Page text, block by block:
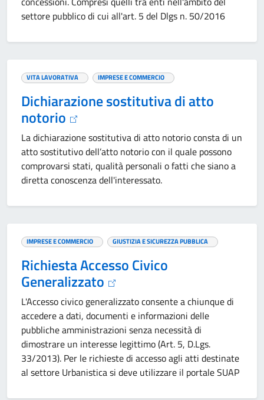
settore pubblico di cui all'art. 5 del Dlgs n. 50/2016
VITA LAVORATIVA IMPRESE E COMMERCIO
Dichiarazione sostitutiva di atto
notorio
La dichiarazione sostitutiva di atto notorio consta di un
atto sostitutivo dell’atto notorio con il quale possono
comprovarsi stati, qualità personali o fatti che siano a
diretta conoscenza dell'interessato.
IMPRESE E COMMERCIO GIUSTIZIA E SICUREZZA PUBBLICA
Richiesta Accesso Civico
Generalizzato
L'Accesso civico generalizzato consente a chiunque di
accedere a dati, documenti e informazioni delle
pubbliche amministrazioni senza necessità di
dimostrare un interesse legittimo (Art. 5, D.Lgs.
33/2013). Per le richieste di accesso agli atti destinate
al settore Urbanistica si deve utilizzare il portale SUAP